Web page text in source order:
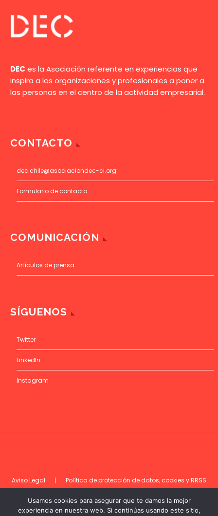
DEC es la Asociación referente en experiencias que
inspira a las organizaciones y profesionales a poner a
las personas en el centro de la actividad empresarial.
CONTACTO
dec.chile@asociaciondec-cl.org
Formulario de contacto
COMUNICACIÓN
Artículos de prensa
SÍGUENOS
Twitter
LinkedIn
Instagram
Aviso Legal
Política de protección de datos, cookies y RRSS
Código de ética
Usamos cookies para asegurar que te damos la mejor
experiencia en nuestra web. Si continúas usando este sitio,